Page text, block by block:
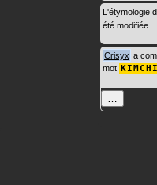
L'étymologie
été modifiée.
Crisyx a
mot KIMCHI